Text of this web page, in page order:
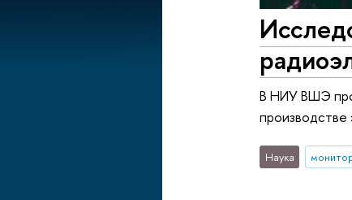
В НИУ ВШЭ
Наука